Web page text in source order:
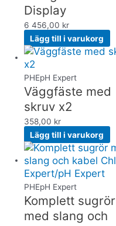
Display
6 456,00 kr
Lägg till i varukorg
PHE­pH Expert
Väggfäste med
skruv x2
358,00 kr
Lägg till i varukorg
PHE­pH Expert
Komplett sugrör
med slang och